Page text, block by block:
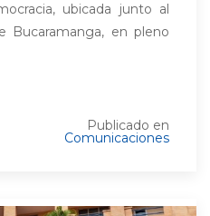
ubicada junto al
Bucaramanga, en pleno
Publicado en
Comunicaciones